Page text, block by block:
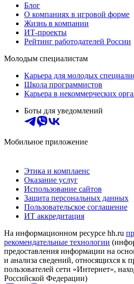
Блог
О компаниях в игровой форме
Жизнь в компании
ИТ-проекты
Рейтинг работодателей России
Молодым специалистам
Карьера для молодых
Школа программистов
Карьера в некоммерческих
Боты для уведомлений
Мобильное приложение
Этика и комплаенс
Оказание услуг
Использование сайтов
Защита персональных данных
Пользовательское соглашение
ИТ аккредитация
На информационном ресурсе hh.ru
рекомендательные технологии
предоставления информации на
и анализа сведений, относящихся к
пользователей сети «Интернет»,
Российской Федерации)